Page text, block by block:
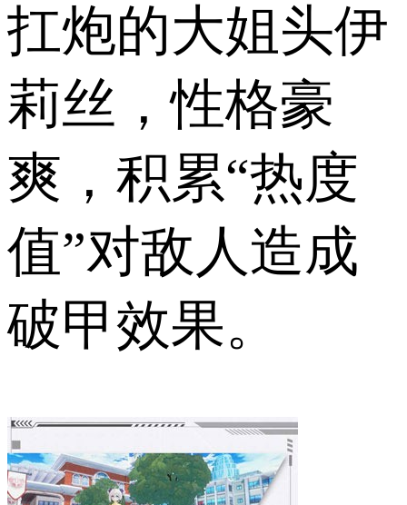
扛炮的大姐头伊
莉丝，性格豪
爽，积累“热度
值”对敌人造成
破甲效果。